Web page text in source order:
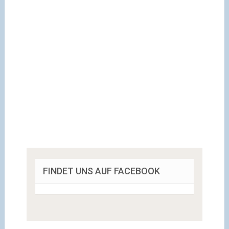
FINDET UNS AUF FACEBOOK